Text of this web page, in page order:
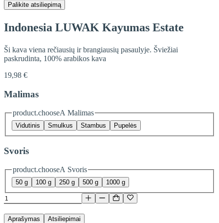
Palikite atsiliepimą
Indonesia LUWAK Kayumas Estate
Ši kava viena rečiausių ir brangiausių pasaulyje. Šviežiai
paskrudinta, 100% arabikos kava
19,98 €
Malimas
product.chooseA Malimas
Vidutinis Smulkus Stambus Pupelės
Svoris
product.chooseA Svoris
50 g 100 g 250 g 500 g 1000 g
Aprašymas Atsiliepimai